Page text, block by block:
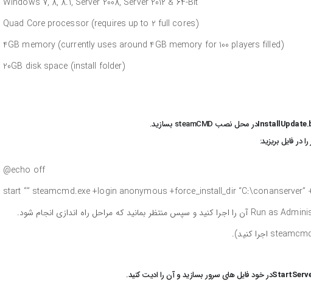
Quad Core processor (requires up to 2 full cores)
4GB memory (currently uses around 4GB memory for 100 players filled)
20GB disk space (install folder)
در محل نصب steamCMD بسازید.
در فایل بریزید:
echo off@
start “” steamcmd.exe +login anonymous +force_install_dir “C:\conanserver”
بعد از آن فایل را ذخیره کنید و با استفاده از Run as Administrator آن را اجرا کنید و سپس منتظر بمانید که مراحل راه اندازی انجام شود.
در خود فایل های سرور بسازید و آن را ادیت کنید.